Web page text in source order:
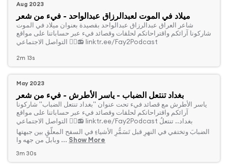
Aug 2023
ميلاد في الموت لعبدالرزاق عبدالواحد - فيء من شعر
‏شاعر العراق عبدالرزاق عبدالواحد بقصيدة بعنوان ميلاد في الموت
شاركونا آرائكم واقتراحاتكم لحلقات وقصائد فيء عبر حساباتنا على مواقع
التواصل الاجتماعي 👇🏻📻 linktr.ee/Fay2Podcast
2m 13s
May 2023
بغداد تنتعل الضباب - ياسر الأطرش - فيء من شعر
‏ياسر الأطرش مع قصائد فيء تحت عنوان "بغداد تنتعل الضباب" شاركونا
آرائكم واقتراحاتكم لحلقات وقصائد فيء عبر حساباتنا على مواقع
التواصل الاجتماعي 👇🏻📻 linktr.ee/Fay2Podcast بغداد.. تنتعلُ
الضبابَ وتختفي في النهرِ قبل تَسَمُّرِ الأشياءِ في السفح المعلّقِ بين جبهتها
وبابلَ من جهه وا ... Show More
3m 30s